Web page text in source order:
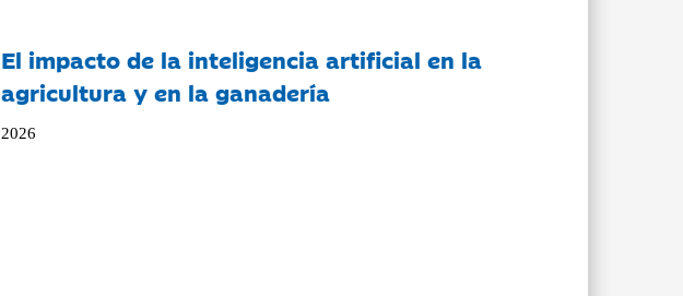
El impacto de la inteligencia artificial en la
agricultura y en la ganadería
2026